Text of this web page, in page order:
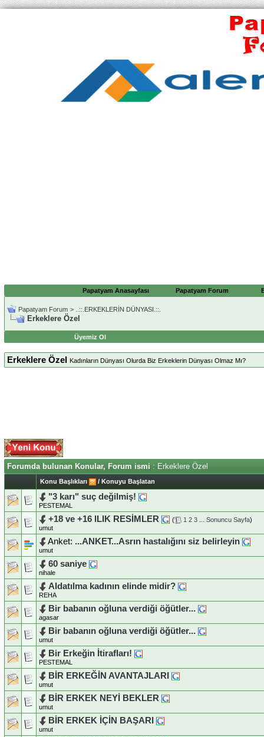
Papatyam Anasayfası Papatyam Forum
Papatyam Forum > ..::.ERKEKLERİN DÜNYASI.::.
Erkeklere Özel
Üyemiz Ol
Erkeklere Özel Kadınların Dünyası Olurda Biz Erkeklerin Dünyası Olmaz Mı?
Forumda bulunan Konular, Forum ismi : Erkeklere Özel
Konu Başlıkları / Konuyu Başlatan
"3 karı" suç değilmiş!
PESTEMAL
+18 ve +16 lLIK RESİMLER ( 1 2 3 Sonuncu Sayfa)
umut
Anket: ...ANKET...Asrın hastalığını siz belirleyin
umut
60 saniye
nihale
Aldatılma kadının elinde midir?
REHA
Bir babanın oğluna verdiği öğütler...
agasar
Bir babanın oğluna verdiği öğütler...
umut
Bir Erkeğin İtirafları!
PESTEMAL
BİR ERKEĞİN AVANTAJLARI
umut
BİR ERKEK NEYİ BEKLER
umut
BİR ERKEK İÇİN BAŞARI
umut